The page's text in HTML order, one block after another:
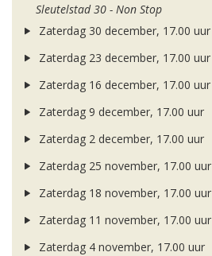
Sleutelstad 30 - Non Stop
Zaterdag 30 december, 17.00 uur
Zaterdag 23 december, 17.00 uur
Zaterdag 16 december, 17.00 uur
Zaterdag 9 december, 17.00 uur
Zaterdag 2 december, 17.00 uur
Zaterdag 25 november, 17.00 uur
Zaterdag 18 november, 17.00 uur
Zaterdag 11 november, 17.00 uur
Zaterdag 4 november, 17.00 uur